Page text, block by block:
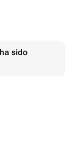
— самое
sido